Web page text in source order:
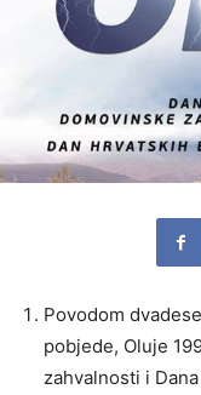
Povodom
pobjede, Oluje
zahvalnosti i